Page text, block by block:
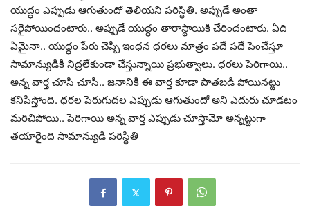
యుద్ధం ఎప్పుడు ఆగుతుందో తెలియని పరిస్థితి. అప్పుడే అంతా
సరైపోయిందంటారు.. అప్పుడే యుద్ధం తారాస్థాయికి చేరిందంటారు. ఏది
ఏమైనా.. యుద్ధం పేరు చెప్పి ఇంధన ధరలు మాత్రం పదే పదే పెంచేస్తూ
సామాన్యుడికి నిద్రలేకుండా చేస్తున్నాయి ప్రభుత్వాలు. ధరలు పెరిగాయి..
అన్న వార్త చూసి చూసి.. జనానికి ఈ వార్త కూడా పాతబడి పోయినట్టు
కనిపిస్తోంది. ధరల పెరుగుదల ఎప్పుడు ఆగుతుందో అని ఎదురు చూడటం
మరిచిపోయి.. పెరిగాయి అన్న వార్త ఎప్పుడు చూస్తామో అన్నట్టుగా
తయారైంది సామాన్యుడి పరిస్థితి